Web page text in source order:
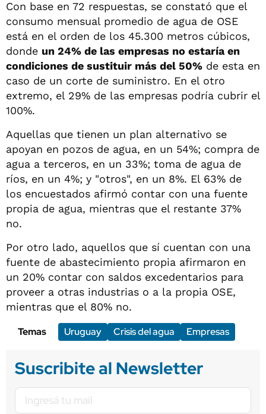
Con base en 72 respuestas, se constató que el
consumo mensual promedio de agua de OSE
está en el orden de los 45.300 metros cúbicos,
donde un 24% de las empresas no estaría en
condiciones de sustituir más del 50% de esta en
caso de un corte de suministro. En el otro
extremo, el 29% de las empresas podría cubrir el
100%.
Aquellas que tienen un plan alternativo se
apoyan en pozos de agua, en un 54%; compra de
agua a terceros, en un 33%; toma de agua de
ríos, en un 4%; y "otros", en un 8%. El 63% de
los encuestados afirmó contar con una fuente
propia de agua, mientras que el restante 37%
no.
Por otro lado, aquellos que sí cuentan con una
fuente de abastecimiento propia afirmaron en
un 20% contar con saldos excedentarios para
proveer a otras industrias o a la propia OSE,
mientras que el 80% no.
Temas
Uruguay Crisis del agua Empresas
Suscribite al Newsletter